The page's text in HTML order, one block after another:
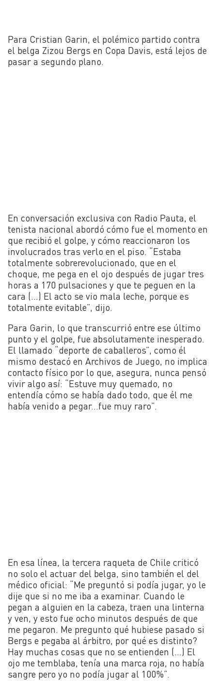
Para Cristian Garin, el polémico partido contra
el belga Zizou Bergs en Copa Davis, está lejos de
pasar a segundo plano.
En conversación exclusiva con Radio Pauta, el
tenista nacional abordó cómo fue el momento en
que recibió el golpe, y cómo reaccionaron los
involucrados tras verlo en el piso. “Estaba
totalmente sobrerevolucionado, que en el
choque, me pega en el ojo después de jugar tres
horas a 170 pulsaciones y que te peguen en la
cara (…) El acto se vio mala leche, porque es
totalmente evitable”, dijo.
Para Garin, lo que transcurrió entre ese último
punto y el golpe, fue absolutamente inesperado.
El llamado “deporte de caballeros”, como él
mismo destacó en Archivos de Juego, no implica
contacto físico por lo que, asegura, nunca pensó
vivir algo así: “Estuve muy quemado, no
entendía cómo se había dado todo, que él me
había venido a pegar…fue muy raro”.
En esa línea, la tercera raqueta de Chile criticó
no solo el actuar del belga, sino también el del
médico oficial: “Me preguntó si podía jugar, yo le
dije que si no me iba a examinar. Cuando le
pegan a alguien en la cabeza, traen una linterna
y ven, y esto fue ocho minutos después de que
me pegaron. Me pregunto qué hubiese pasado si
Bergs e pegaba al árbitro, por qué es distinto?
Hay muchas cosas que no se entienden (…) El
ojo me temblaba, tenía una marca roja, no había
sangre pero yo no podía jugar al 100%”.